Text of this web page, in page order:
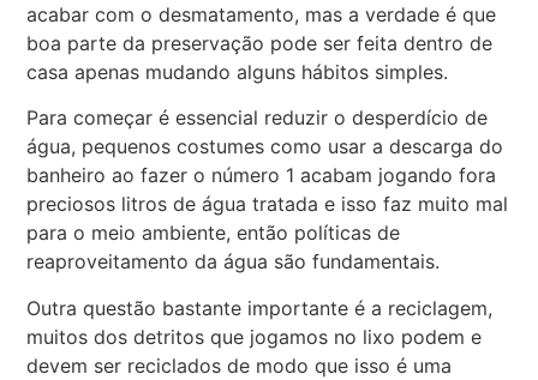
acabar com o desmatamento, mas a verdade é que
boa parte da preservação pode ser feita dentro de
casa apenas mudando alguns hábitos simples.
Para começar é essencial reduzir o desperdício de
água, pequenos costumes como usar a descarga do
banheiro ao fazer o número 1 acabam jogando fora
preciosos litros de água tratada e isso faz muito mal
para o meio ambiente, então políticas de
reaproveitamento da água são fundamentais.
Outra questão bastante importante é a reciclagem,
muitos dos detritos que jogamos no lixo podem e
devem ser reciclados de modo que isso é uma